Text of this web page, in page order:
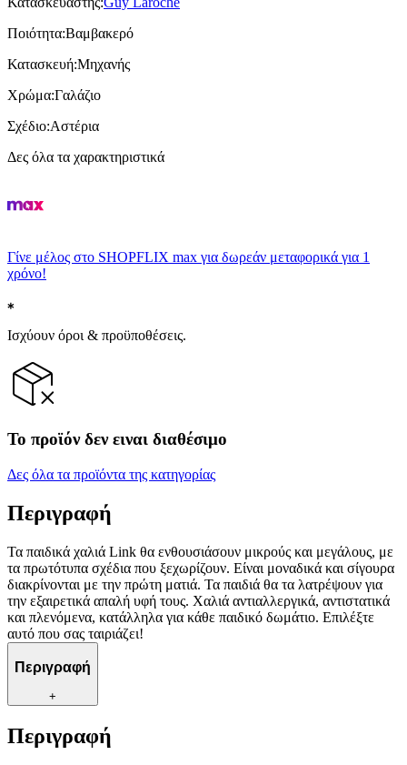
Ποιότητα:Βαμβακερό
Κατασκευή:Μηχανής
Χρώμα:Γαλάζιο
Σχέδιο:Αστέρια
Δες όλα τα χαρακτηριστικά
Γίνε μέλος στο SHOPFLIX max για δωρεάν μεταφορικά για 1
χρόνο!
Ισχύουν όροι & προϋποθέσεις.
Το προϊόν δεν ειναι διαθέσιμο
Δες όλα τα προϊόντα της κατηγορίας
Περιγραφή
Τα παιδικά χαλιά Link θα ενθουσιάσουν μικρούς και μεγάλους, με
τα πρωτότυπα σχέδια που ξεχωρίζουν. Είναι μοναδικά και σίγουρα
διακρίνονται με την πρώτη ματιά. Τα παιδιά θα τα λατρέψουν για
την εξαιρετικά απαλή υφή τους. Χαλιά αντιαλλεργικά, αντιστατικά
και πλενόμενα, κατάλληλα για κάθε παιδικό δωμάτιο. Επιλέξτε
αυτό που σας ταιριάζει!
Περιγραφή
+
Περιγραφή